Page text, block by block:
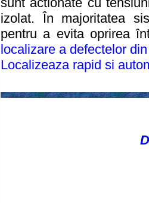
izolat. În majoritatea
pentru a evita oprirea
localizare a defectelor
Localizeaza rapid si